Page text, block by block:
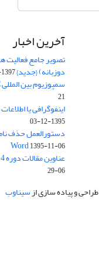
آخرین اخبار
تصویر جامع فعالیت
دوزبانه) {جدید}1397-04-03
سمپوزیوم بین
21
اینفوگرافی یا
1395-12-03
دستورالعمل حذف
Word1395-11-06
عناوین مقالات دوره 4 شماره 1 بهار و تابستان 1395
06-29
طراحی و پیاده سازی ازسیناوب